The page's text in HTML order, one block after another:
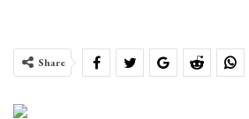
Share